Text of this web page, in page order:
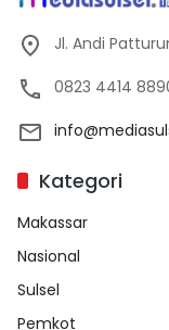
Jl. Andi
0823 4414
Kategori
Makassar
Nasional
Sulsel
Pemkot